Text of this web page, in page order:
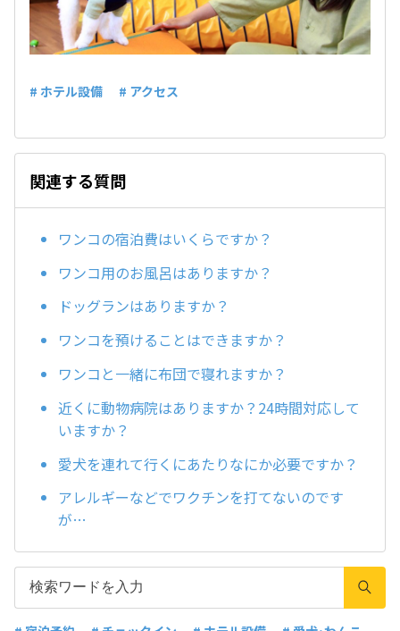
# ホテル設備 # アクセス
関連する質問
ワンコの宿泊費はいくらですか？
ワンコ用のお風呂はありますか？
ドッグランはありますか？
ワンコを預けることはできますか？
ワンコと一緒に布団で寝れますか？
近くに動物病院はありますか？24時間対応して
いますか？
愛犬を連れて行くにあたりなにか必要ですか？
アレルギーなどでワクチンを打てないのです
が…